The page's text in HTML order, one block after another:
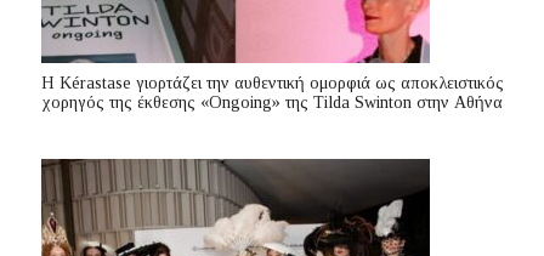
Η Kérastase γιορτάζει την αυθεντική ομορφιά ως αποκλειστικός
χορηγός της έκθεσης «Ongoing» της Tilda Swinton στην Αθήνα